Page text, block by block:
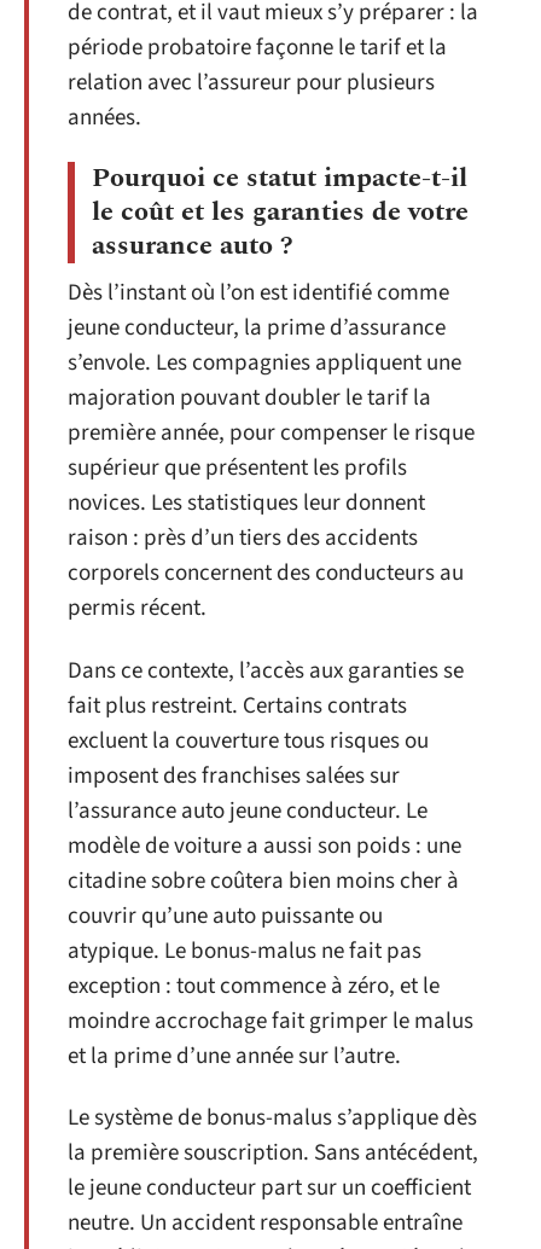
de contrat, et il vaut mieux s’y préparer : la
période probatoire façonne le tarif et la
relation avec l’assureur pour plusieurs
années.
Pourquoi ce statut impacte-t-il
le coût et les garanties de votre
assurance auto ?
Dès l’instant où l’on est identifié comme
jeune conducteur, la prime d’assurance
s’envole. Les compagnies appliquent une
majoration pouvant doubler le tarif la
première année, pour compenser le risque
supérieur que présentent les profils
novices. Les statistiques leur donnent
raison : près d’un tiers des accidents
corporels concernent des conducteurs au
permis récent.
Dans ce contexte, l’accès aux garanties se
fait plus restreint. Certains contrats
excluent la couverture tous risques ou
imposent des franchises salées sur
l’assurance auto jeune conducteur. Le
modèle de voiture a aussi son poids : une
citadine sobre coûtera bien moins cher à
couvrir qu’une auto puissante ou
atypique. Le bonus-malus ne fait pas
exception : tout commence à zéro, et le
moindre accrochage fait grimper le malus
et la prime d’une année sur l’autre.
Le système de bonus-malus s’applique dès
la première souscription. Sans antécédent,
le jeune conducteur part sur un coefficient
neutre. Un accident responsable entraîne